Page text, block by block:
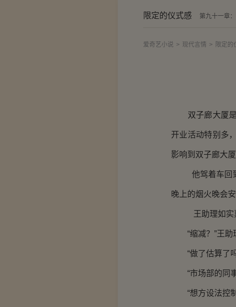
限定的仪式感 第九十一章
爱奇艺小说 > 现代言情 > 限定的
双子廊大厦是
开业活动特别多
影响到双子廊大
他驾着车回到
晚上的烟火晚会
王助理如实禀
“缩减？”王助
“做了估算了
“市场部的同事
“想方设法控制